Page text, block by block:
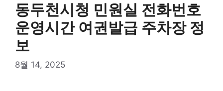
동두천시청 민원실 전화번호
운영시간 여권발급 주차장 정
보
8월 14, 2025